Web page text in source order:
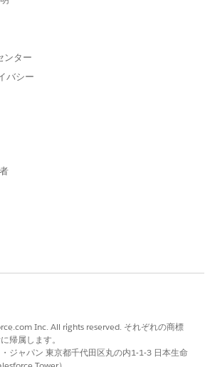
は、手動履行の要求が IT チームに転送さ
ジックを含めることができます。
まれません。Flow Builder を使用して、
法を定義するコネクタを含むカスタムフ
ンター
バシー
Inc. All rights reserved. それぞれの商標
帰属します。
ジャパン 東京都千代田区丸の内1-1-3 日本生命